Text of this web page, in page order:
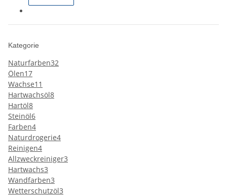
Kategorie
Naturfarben32
Ölen17
Wachse11
Hartwachsöl8
Hartöl8
Steinöl6
Farben4
Naturdrogerie4
Reinigen4
Allzweckreiniger3
Hartwachs3
Wandfarben3
Wetterschutzöl3